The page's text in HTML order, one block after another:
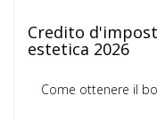
Credito
estetica 2026
Come ottenere il